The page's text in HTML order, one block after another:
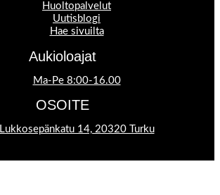
Huoltopalvelut
Uutisblogi
Hae sivuilta
Aukioloajat
Ma-Pe 8:00-16.00
OSOITE
Lukkosepänkatu 14, 20320 Turku